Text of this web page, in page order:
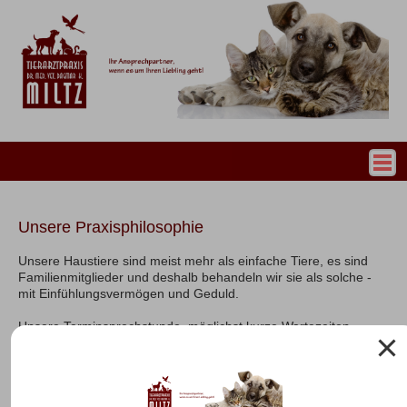
Team
Leistungen
Wissenswertes
Zecken, Flöhe und ihre Folgeerkrankungen
Unsere Praxisphilosophie
Unsere Haustiere sind meist mehr als einfache Tiere, es sind
Familienmitglieder und deshalb behandeln wir sie als solche -
mit Einfühlungsvermögen und Geduld.
Unsere Terminsprechstunde, möglichst kurze Wartezeiten,
Ausreichend Zeit für eine freundliche Begrüßung Ihrer Tiere und